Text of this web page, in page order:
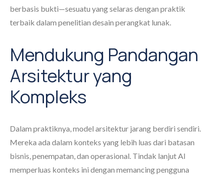
berbasis bukti—sesuatu yang selaras dengan praktik
terbaik dalam penelitian desain perangkat lunak.
Mendukung Pandangan
Arsitektur yang
Kompleks
Dalam praktiknya, model arsitektur jarang berdiri sendiri.
Mereka ada dalam konteks yang lebih luas dari batasan
bisnis, penempatan, dan operasional. Tindak lanjut AI
memperluas konteks ini dengan memancing pengguna